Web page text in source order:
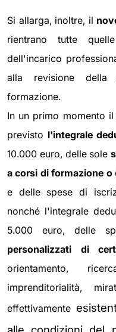
Si allarga, inoltre, il
rientrano tutte
dell'incarico
alla revisione della
formazione.
In un primo momento
previsto l'integrale
10.000 euro, delle sole
a corsi di formazione
e delle spese di
nonché l'integrale
5.000 euro, delle
personalizzati di
orientamento,
imprenditorialità,
effettivamente